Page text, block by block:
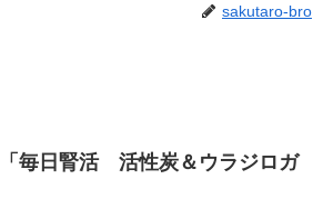
sakutaro-bro
「毎日腎活 活性炭＆ウラジロガ